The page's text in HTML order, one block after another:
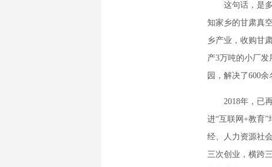
这句话，是多
知家乡的甘肃真
乡产业，收购甘
产3万吨的小厂
园，解决了600余
2018年，已再
进“互联网+教育
经、人力资源社
三次创业，横跨